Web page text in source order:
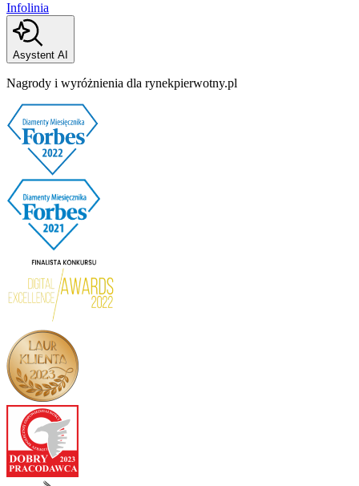
Infolinia
Asystent AI
Nagrody i wyróżnienia dla rynekpierwotny.pl